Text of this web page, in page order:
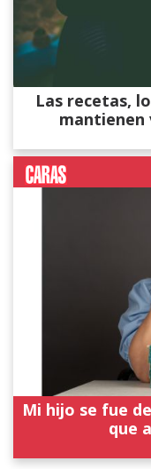
Las recetas,
mantienen
Mi hijo se fue
que